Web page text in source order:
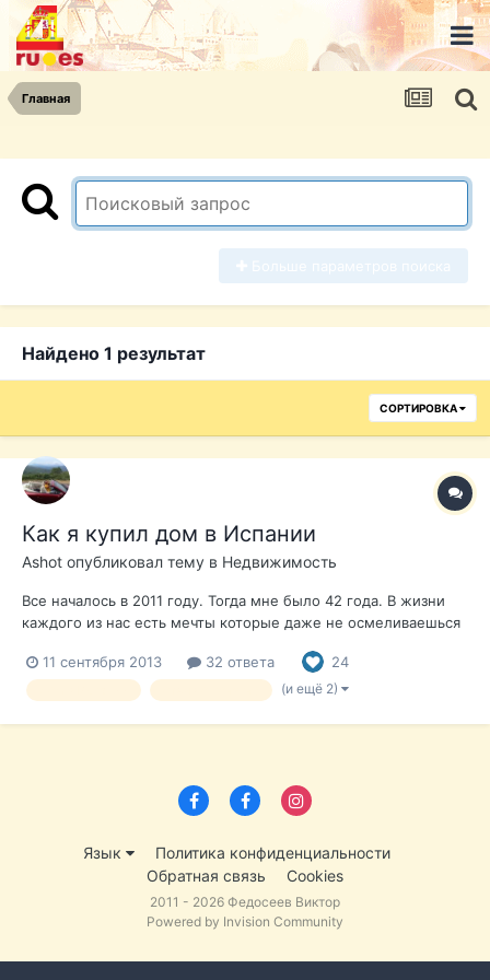
Главная
Найдено 1 результат
СОРТИРОВКА
Как я купил дом в Испании
Ashot опубликовал тему в Недвижимость
Все началось в 2011 году. Тогда мне было 42 года. В жизни
каждого из нас есть мечты которые даже не осмеливаешься
не осмеливаешься а просто не успеваешь задуматься на
ТАКУЮ тему. Просто живешь своей рутиной, тянешь лямку
11 сентября 2013 32 ответа 24
(и ещё 2)
Язык
Политика конфиденциальности
Обратная связь
Cookies
2011 - 2026 Федосеев Виктор
Powered by Invision Community